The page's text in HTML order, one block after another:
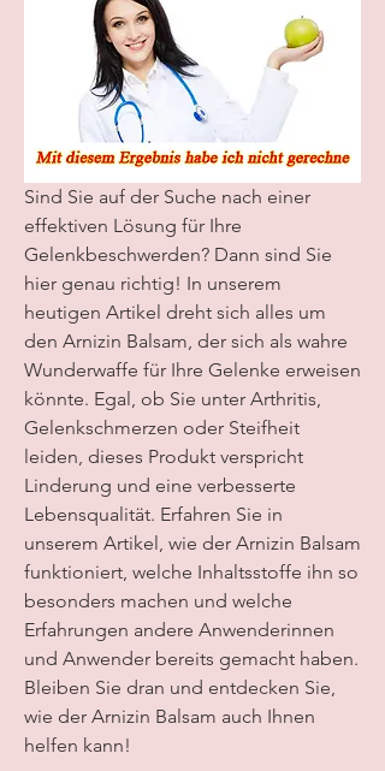
Sind Sie auf der Suche nach einer
effektiven Lösung für Ihre
Gelenkbeschwerden? Dann sind Sie
hier genau richtig! In unserem
heutigen Artikel dreht sich alles um
den Arnizin Balsam, der sich als wahre
Wunderwaffe für Ihre Gelenke erweisen
könnte. Egal, ob Sie unter Arthritis,
Gelenkschmerzen oder Steifheit
leiden, dieses Produkt verspricht
Linderung und eine verbesserte
Lebensqualität. Erfahren Sie in
unserem Artikel, wie der Arnizin Balsam
funktioniert, welche Inhaltsstoffe ihn so
besonders machen und welche
Erfahrungen andere Anwenderinnen
und Anwender bereits gemacht haben.
Bleiben Sie dran und entdecken Sie,
wie der Arnizin Balsam auch Ihnen
helfen kann!